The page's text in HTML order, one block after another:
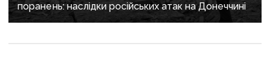
поранень: наслідки російських атак на Донеччині